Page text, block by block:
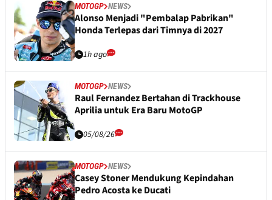
MOTOGP NEWS
Alonso Menjadi "Pembalap Pabrikan"
Honda Terlepas dari Timnya di 2027
1h ago
MOTOGP NEWS
Raul Fernandez Bertahan di Trackhouse
Aprilia untuk Era Baru MotoGP
05/08/26
MOTOGP NEWS
Casey Stoner Mendukung Kepindahan
Pedro Acosta ke Ducati